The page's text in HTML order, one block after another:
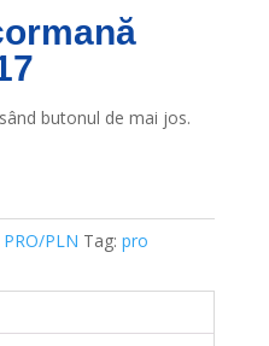
butonul de mai jos.
PLN Tag: pro